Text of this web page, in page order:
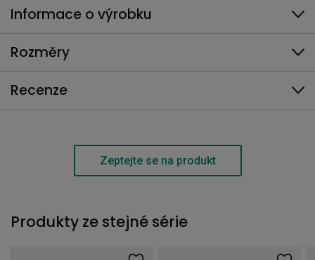
Informace o výrobku
Rozměry
Recenze
Zeptejte se na produkt
Produkty ze stejné série